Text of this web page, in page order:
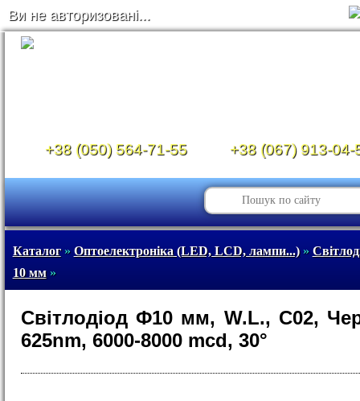
Ви не авторизовані...
+38 (050) 564-71-55 +38 (067) 913-04-
Каталог» Оптоелектроніка (LED, LCD, лампи...)»
10 мм»
Світлодіод Ф10 мм, W.L., C02,
625nm, 6000-8000 mcd, 30°